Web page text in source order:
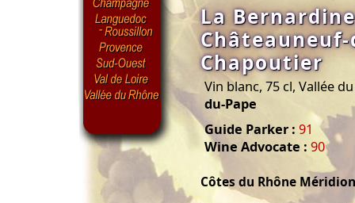
La
Châteauneuf-
Chapoutier
Vin blanc, 75 cl, Vallée
du-Pape
Guide Parker : 91
Wine Advocate : 90
Côtes du Rhône